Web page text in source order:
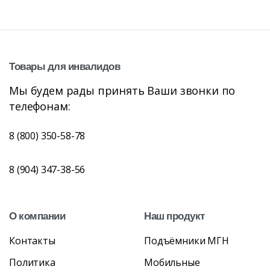
Товарыдля инвалидов
Мы будем рады принять Ваши звонки по
телефонам:
8 (800) 350-58-78
8 (904) 347-38-56
Окомпании
Контакты
Политика
Наш продукт
Подъёмники МГН
Мобильные